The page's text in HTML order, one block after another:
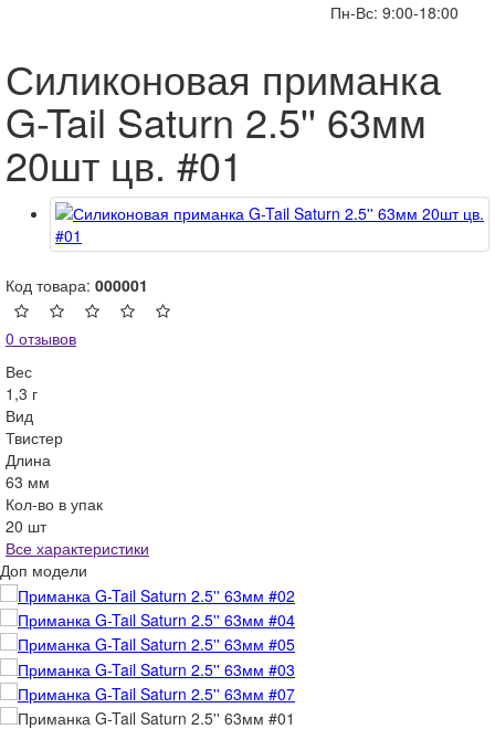
Пн-Вс: 9:00-18:00
Силиконовая приманка
G-Tail Saturn 2.5'' 63мм
20шт цв. #01
Код товара: 000001
0 отзывов
Вес
1,3 г
Вид
Твистер
Длина
63 мм
Кол-во в упак
20 шт
Все характеристики
Доп модели